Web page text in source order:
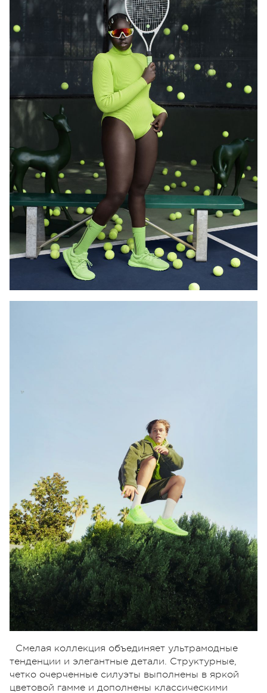
Смелая коллекция объединяет ультрамодные
тенденции и элегантные детали. Структурные,
четко очерченные силуэты выполнены в яркой
цветовой гамме и дополнены классическими